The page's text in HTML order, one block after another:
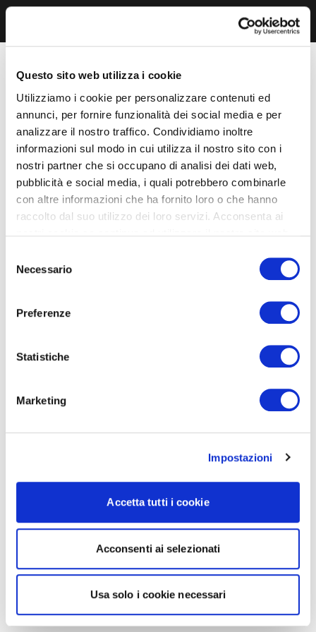
Questo sito web utilizza i cookie
Utilizziamo i cookie per personalizzare contenuti ed
annunci, per fornire funzionalità dei social media e per
analizzare il nostro traffico. Condividiamo inoltre
informazioni sul modo in cui utilizza il nostro sito con i
nostri partner che si occupano di analisi dei dati web,
pubblicità e social media, i quali potrebbero combinarle
con altre informazioni che ha fornito loro o che hanno
raccolto dal suo utilizzo dei loro servizi. Acconsenta ai
delNecessario
Preferenze
Statistiche
Marketing
Impostazioni
Accetta tutti i cookie
Acconsenti ai selezionati
Usa solo i cookie necessari